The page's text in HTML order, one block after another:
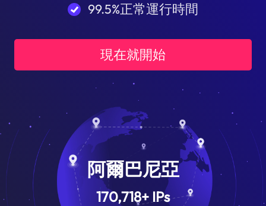
99.5%正常運行時間
現在就開始
阿爾巴尼亞
170,718+ IPs